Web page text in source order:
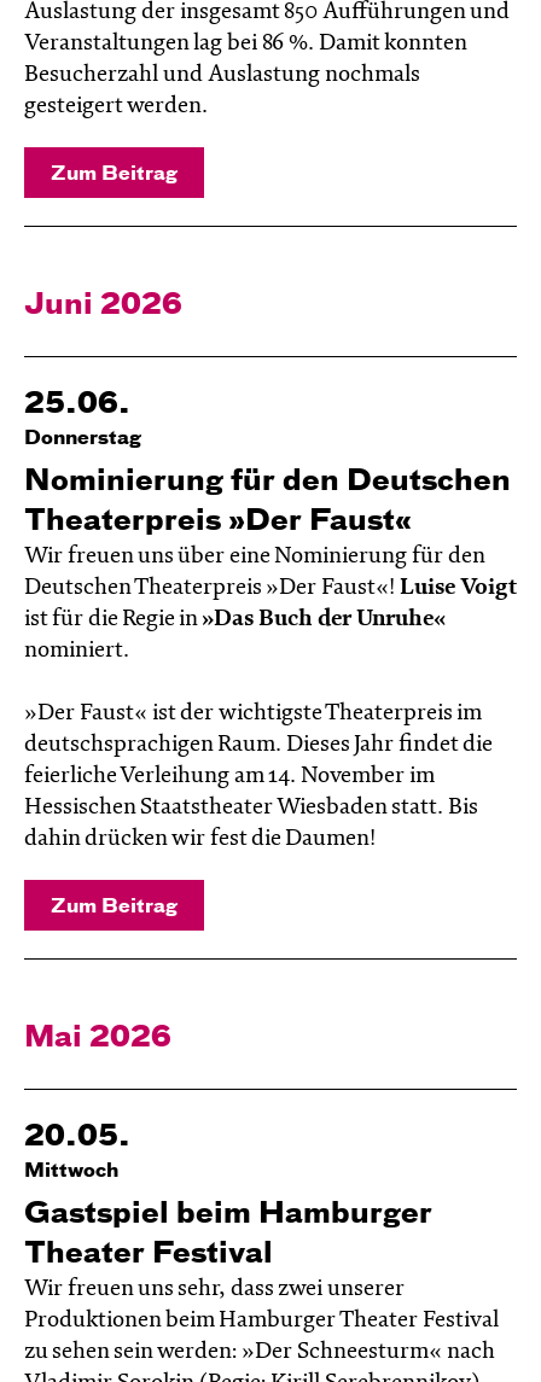
Auslastung der insgesamt 850 Aufführungen und
Veranstaltungen lag bei 86 %. Damit konnten
Besucherzahl und Auslastung nochmals
gesteigert werden.
Zum Beitrag
Juni 2026
25.06.
Donnerstag
Nominie­rung für den Deutschen
Theater­preis »Der Faust«
Wir freuen uns über eine Nominierung für den
Deutschen Theaterpreis »Der Faust«! Luise Voigt
ist für die Regie in »Das Buch der Unruhe«
nominiert.
»Der Faust« ist der wichtigste Theaterpreis im
deutschsprachigen Raum. Dieses Jahr findet die
feierliche Verleihung am 14. November im
Hessischen Staatstheater Wiesbaden statt. Bis
dahin drücken wir fest die Daumen!
Zum Beitrag
Mai 2026
20.05.
Mittwoch
Gastspiel beim Hamburger
Theater Festival
Wir freuen uns sehr, dass zwei unserer
Produktionen beim Hamburger Theater Festival
zu sehen sein werden: »Der Schneesturm« nach